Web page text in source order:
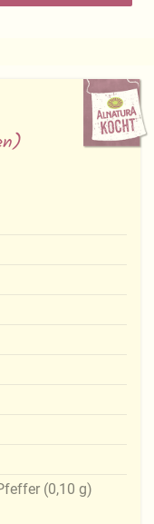
(0,10 g)